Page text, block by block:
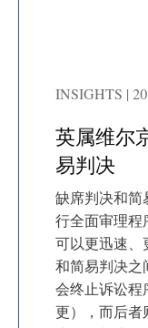
INSIGHTS |
英属维尔
易判决
缺席判决和简
行全面审理程
可以更迅速、
和简易判决之
会终止诉讼程
更），而后者